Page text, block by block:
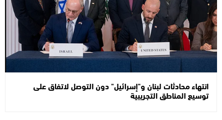
انتهاء محادثات لبنان و"إسرائيل" دون التوصل لاتفاق على
توسيع المناطق التجريبية